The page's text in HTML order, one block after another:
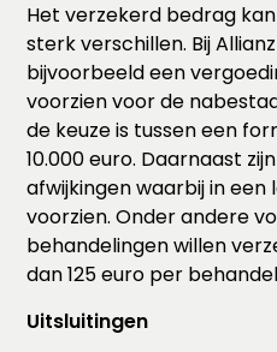
Het verzekerd bedrag
sterk verschillen. Bij
bijvoorbeeld een
voorzien voor de
de keuze is tussen een
10.000 euro. Daarnaast
afwijkingen waarbij in
voorzien. Onder andere
behandelingen willen
dan 125 euro per
Uitsluitingen